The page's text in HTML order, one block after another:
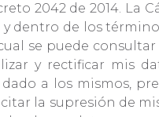
2042 de 2014. La
y dentro de los
se puede
y rectificar mis
a los mismos,
la supresión de